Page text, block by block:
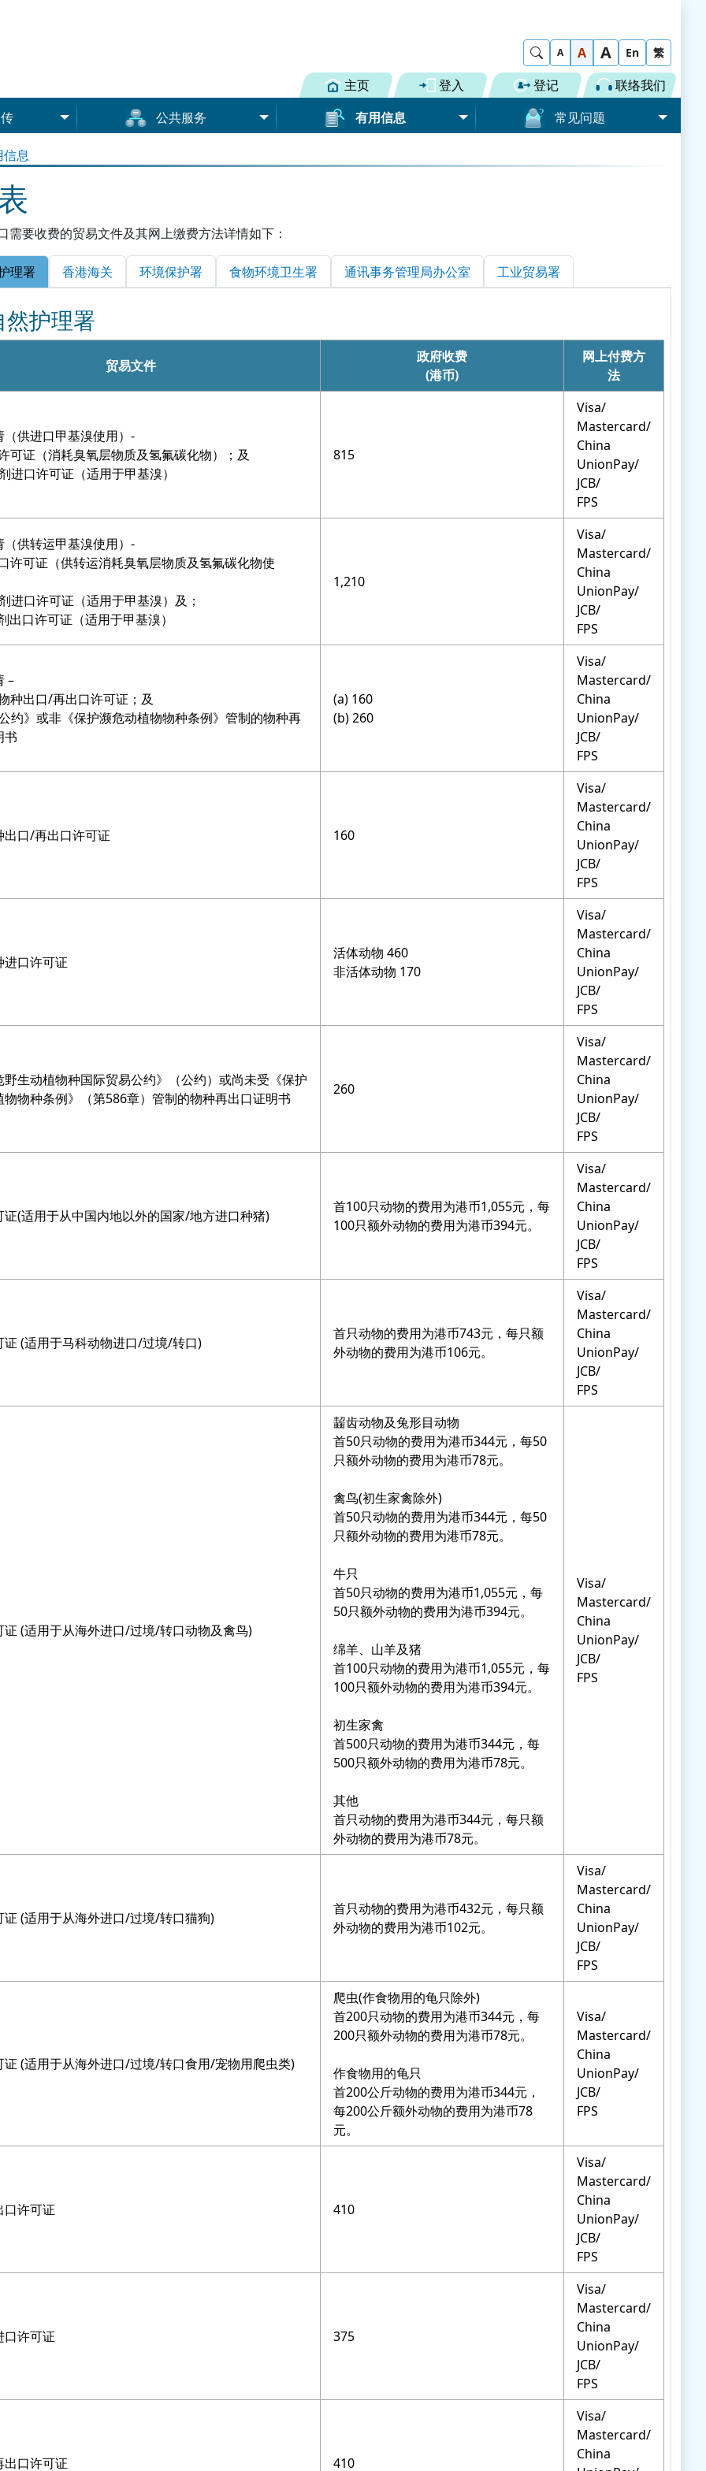
Show Search
A A A En 繁
主页 登入 登记
联络我们
公共服务
条款及条件
核实电子牌照／许可证的有效
性
货物资料（道路）
增值服务提供者
申请方法
实务指引
有用信息
内地与香港货物「一单两报」
用户手册
用户群组教程
常见问题
登记贸易单一窗口
预报货物资料
增值服务提供者
增值服务提供者的申请
纸张转换电子文件服务
增值服务提供者的责任及政府
监管
贸易商的注意事项
信息
需要收费的贸易文件及其网上缴费方法详情如下：
理署 香港海关 环境保护署 食物环境卫生署 通讯事务管理局办公室 工业贸易署
护理署
贸易文件
政府收费
(港币)
网上付费方
法
（供进口甲基溴使用）-
可证（消耗臭氧层物质及氢氟碳化物）；及
进口许可证（适用于甲基溴）
815
Visa/
Mastercard/
China
UnionPay/
JCB/
FPS
（供转运甲基溴使用）-
许可证（供转运消耗臭氧层物质及氢氟碳化物使
进口许可证（适用于甲基溴）及；
出口许可证（适用于甲基溴）
1,210
Visa/
Mastercard/
China
UnionPay/
JCB/
FPS
–
种出口/再出口许可证；及
约》或非《保护濒危动植物物种条例》管制的物种再
书
(a) 160
(b) 260
Visa/
Mastercard/
China
UnionPay/
JCB/
FPS
出口/再出口许可证 160
Visa/
Mastercard/
China
UnionPay/
JCB/
FPS
进口许可证
活体动物 460
非活体动物 170
Visa/
Mastercard/
China
UnionPay/
JCB/
FPS
野生动植物种国际贸易公约》（公约）或尚未受《保护
物物种条例》（第586章）管制的物种再出口证明书
260
Visa/
Mastercard/
China
UnionPay/
JCB/
FPS
证(适用于从中国内地以外的国家/地方进口种猪)
首100只动物的费用为港币1,055元，每
100只额外动物的费用为港币394元。
Visa/
Mastercard/
China
UnionPay/
JCB/
FPS
证 (适用于马科动物进口/过境/转口)
首只动物的费用为港币743元，每只额
外动物的费用为港币106元。
Visa/
Mastercard/
China
UnionPay/
JCB/
FPS
证 (适用于从海外进口/过境/转口动物及禽鸟)
齧齿动物及兔形目动物
首50只动物的费用为港币344元，每50
只额外动物的费用为港币78元。
禽鸟(初生家禽除外)
首50只动物的费用为港币344元，每50
只额外动物的费用为港币78元。
牛只
首50只动物的费用为港币1,055元，每
50只额外动物的费用为港币394元。
绵羊、山羊及猪
首100只动物的费用为港币1,055元，每
100只额外动物的费用为港币394元。
初生家禽
首500只动物的费用为港币344元，每
500只额外动物的费用为港币78元。
其他
首只动物的费用为港币344元，每只额
外动物的费用为港币78元。
Visa/
Mastercard/
China
UnionPay/
JCB/
FPS
证 (适用于从海外进口/过境/转口猫狗)
首只动物的费用为港币432元，每只额
外动物的费用为港币102元。
Visa/
Mastercard/
China
UnionPay/
JCB/
FPS
证 (适用于从海外进口/过境/转口食用/宠物用爬虫类)
爬虫(作食物用的龟只除外)
首200只动物的费用为港币344元，每
200只额外动物的费用为港币78元。
作食物用的龟只
首200公斤动物的费用为港币344元，
每200公斤额外动物的费用为港币78
元。
Visa/
Mastercard/
China
UnionPay/
JCB/
FPS
口许可证 410
Visa/
Mastercard/
China
UnionPay/
JCB/
FPS
口许可证 375
Visa/
Mastercard/
China
UnionPay/
JCB/
FPS
出口许可证 410
Visa/
Mastercard/
China